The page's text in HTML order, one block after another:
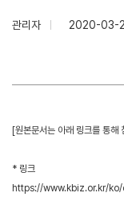
관리자 2020-03-
[원본문서는 아래 링크를 통해
* 링크
https://www.kbiz.or.kr/